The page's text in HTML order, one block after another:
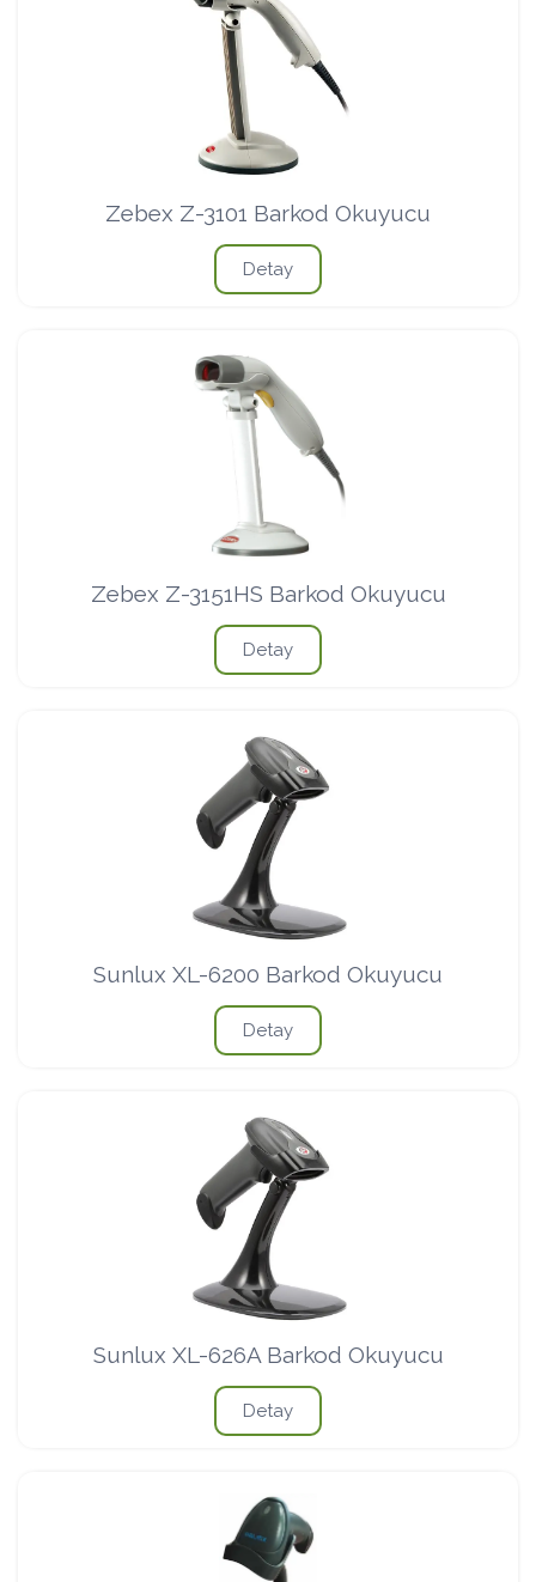
Zebex Z-3101 Barkod Okuyucu
Detay
Zebex Z-3151HS Barkod Okuyucu
Detay
Sunlux XL-6200 Barkod Okuyucu
Detay
Sunlux XL-626A Barkod Okuyucu
Detay